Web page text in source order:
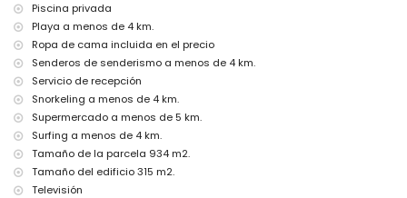
Lugares de interés y cultura en Benitachell, Costa Blanca
edificio arquitectónico (Pueblo Histórico, Benitachell), lugar histórico
(Pueblo Histórico y Benitachell) (a menos de 5 kilómetros del
alojamiento)
museo (Pueblo Histórico, Jávea), iglesia (Parroquia de Santa Mª
Magdalena, Benitachell), castillo (Castillo de Teulada-Moraira), ruina
(Torre del Cabo de Oro) y monumento (Castillo de Teulada-Moraira)
(a menos de 10 kilómetros del alojamiento)
Deportes
tenis, equitación, senderismo, ciclismo de montaña, ciclismo,
Piscina privada
Playa a menos de 4 km.
Ropa de cama incluida en el precio
Senderos de senderismo a menos de 4 km.
Servicio de recepción
Snorkeling a menos de 4 km.
Supermercado a menos de 5 km.
Surfing a menos de 4 km.
Tamaño de la parcela 934 m2.
Tamaño del edificio 315 m2.
Televisión